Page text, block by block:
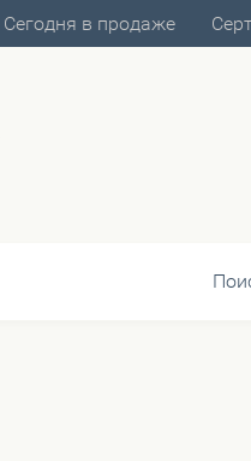
Сегодня в продаже